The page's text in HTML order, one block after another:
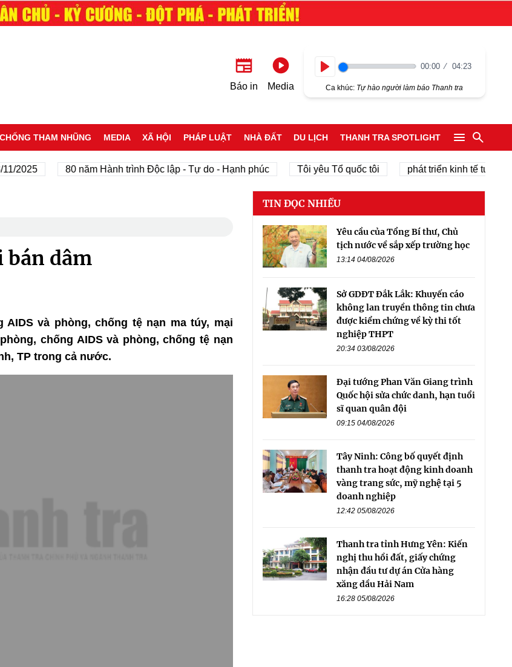
Báo in Media
00:00 04:23
Ca khúc: Tự hào người làm báo Thanh tra
THAM NHŨNG MEDIA XÃ HỘI PHÁP LUẬT NHÀ ĐẤT DU LỊCH THANH TRA SPOTLIGHT
80 năm Hành trình Độc lập - Tự do - Hạnh phúc Tôi yêu Tổ quốc tôi phát triển kinh tế tư nhân
bán dâm
AIDS và phòng, chống tệ nạn ma túy, mại
chống AIDS và phòng, chống tệ nạn
TP trong cả nước.
TIN ĐỌC NHIỀU
Yêu cầu của Tổng Bí thư, Chủ
tịch nước về sắp xếp trường học
13:14 04/08/2026
Sở GDĐT Đắk Lắk: Khuyến cáo
không lan truyền thông tin chưa
được kiểm chứng về kỳ thi tốt
nghiệp THPT
20:34 03/08/2026
Đại tướng Phan Văn Giang trình
Quốc hội sửa chức danh, hạn tuổi
sĩ quan quân đội
09:15 04/08/2026
Tây Ninh: Công bố quyết định
thanh tra hoạt động kinh doanh
vàng trang sức, mỹ nghệ tại 5
doanh nghiệp
12:42 05/08/2026
Thanh tra tỉnh Hưng Yên: Kiến
nghị thu hồi đất, giấy chứng
nhận đầu tư dự án Cửa hàng
xăng dầu Hải Nam
16:28 05/08/2026